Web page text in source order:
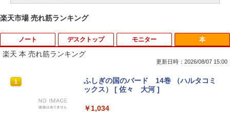
楽天市場 売れ筋ランキング
ノート
1
【タッチパネル機能付き】中古 ノートパ
ソコン 2in1 Panasonic Let's note CF-X
10 Windows11 Office2019 中古ノートp
デスクトップ
1
【高速SSD】送料無料【富士通 ESPRIM
O Q556/M 第6世代 Core i3-6100T 3.20
ows 10 デスクトップ 中古良い WPS Offi
モニター
1
HP Z23i プロフェッショナル液晶モニタ
ー 23インチワイド ブラック 1920×1080
ル 白色LED バックライト USB2.0 DVI V
本
楽天 本 売れ筋ランキング
更新日時：2026/08/07 15:00
1
ふしぎの国のバード 14巻 （ハルタコミ
ックス） [ 佐々 大河 ]
￥1,034